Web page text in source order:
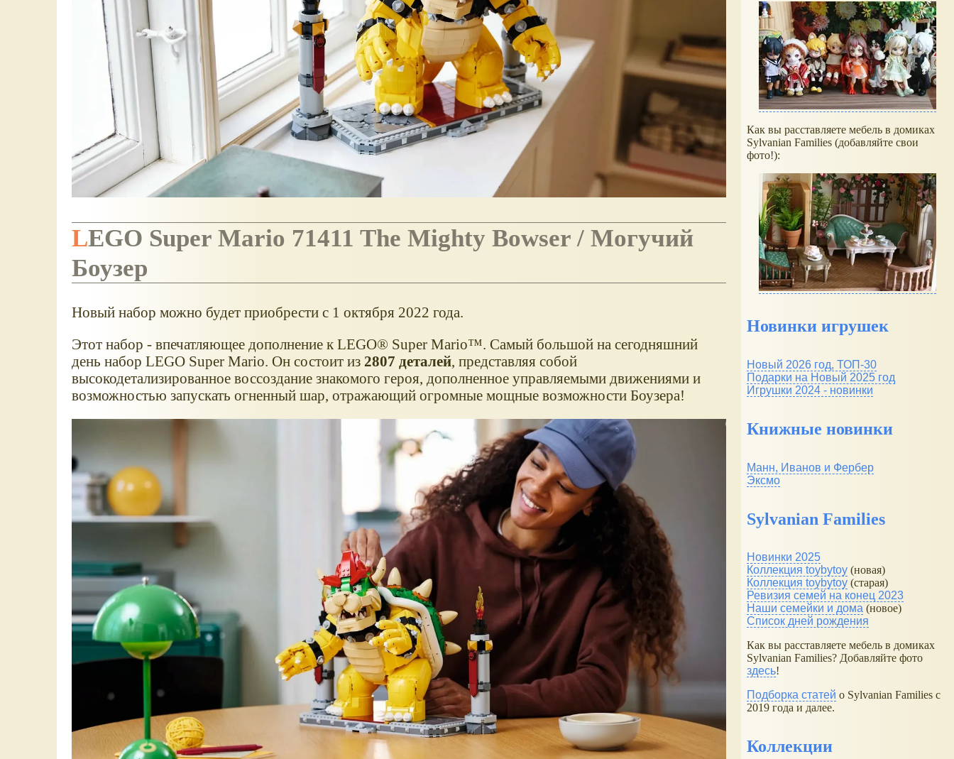
LEGO Super Mario 71411 The Mighty Bowser / Могучий
Боузер
Новый набор можно будет приобрести с 1 октября 2022 года.
Этот набор - впечатляющее дополнение к LEGO® Super Mario™. Самый большой на сегодняшний
день набор LEGO Super Mario. Он состоит из 2807 деталей, представляя собой
высокодетализированное воссоздание знакомого героя, дополненное управляемыми движениями и
возможностью запускать огненный шар, отражающий огромные мощные возможности Боузера!
Как вы расставляете мебель в домиках
Sylvanian Families (добавляйте свои
фото!):
Новинки игрушек
Новый 2026 год, ТОП-30
Подарки на Новый 2025 год
Игрушки 2024 - новинки
Книжные новинки
Манн, Иванов и Фербер
Эксмо
Sylvanian Families
Новинки 2025
Коллекция toybytoy (новая)
Коллекция toybytoy (старая)
Ревизия семей на конец 2023
Наши семейки и дома (новое)
Список дней рождения
Как вы расставляете мебель в домиках
Sylvanian Families? Добавляйте фото
здесь!
Подборка статей о Sylvanian Families с
2019 года и далее.
Коллекции